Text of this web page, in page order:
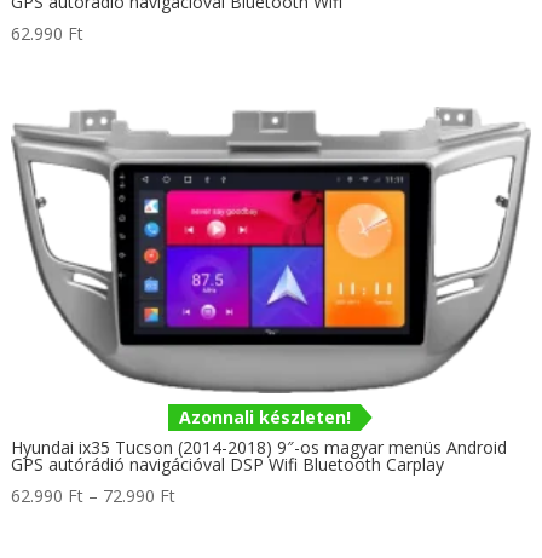
62.990 Ft
Azonnali készleten!
Hyundai ix35 Tucson (2014-2018) 9″-os magyar menüs Android
GPS autórádió navigációval DSP Wifi Bluetooth Carplay
62.990 Ft – 72.990 FtÁrtartomány: